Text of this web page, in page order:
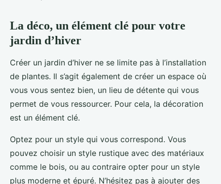
La déco, un élément clé pour votre
jardin d’hiver
Créer un jardin d’hiver ne se limite pas à l’installation
de plantes. Il s’agit également de créer un espace où
vous vous sentez bien, un lieu de détente qui vous
permet de vous ressourcer. Pour cela, la décoration
est un élément clé.
Optez pour un style qui vous correspond. Vous
pouvez choisir un style rustique avec des matériaux
comme le bois, ou au contraire opter pour un style
plus moderne et épuré. N’hésitez pas à ajouter des